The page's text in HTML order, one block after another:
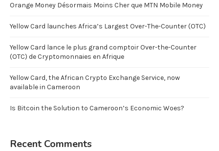
Orange Money Désormais Moins Cher que MTN Mobile Money
Yellow Card launches Africa’s Largest Over-The-Counter (OTC)
Yellow Card lance le plus grand comptoir Over-the-Counter
(OTC) de Cryptomonnaies en Afrique
Yellow Card, the African Crypto Exchange Service, now
available in Cameroon
Is Bitcoin the Solution to Cameroon’s Economic Woes?
Recent Comments